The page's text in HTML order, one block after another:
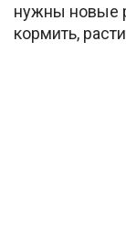
нужны новые
кормить,